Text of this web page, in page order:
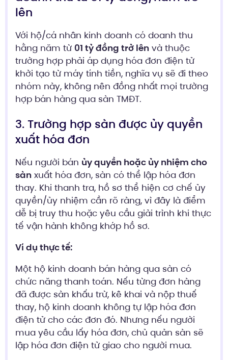
lên
Với hộ/cá nhân kinh doanh có doanh thu
hằng năm từ 01 tỷ đồng trở lên và thuộc
trường hợp phải áp dụng hóa đơn điện tử
khởi tạo từ máy tính tiền, nghĩa vụ sẽ đi theo
nhóm này, không nên đồng nhất mọi trường
hợp bán hàng qua sàn TMĐT.
3. Trường hợp sàn được ủy quyền
xuất hóa đơn
Nếu người bán ủy quyền hoặc ủy nhiệm cho
sàn xuất hóa đơn, sàn có thể lập hóa đơn
thay. Khi thanh tra, hồ sơ thể hiện cơ chế ủy
quyền/ủy nhiệm cần rõ ràng, vì đây là điểm
dễ bị truy thu hoặc yêu cầu giải trình khi thực
tế vận hành không khớp hồ sơ.
Ví dụ thực tế:
Một hộ kinh doanh bán hàng qua sàn có
chức năng thanh toán. Nếu từng đơn hàng
đã được sàn khấu trừ, kê khai và nộp thuế
thay, hộ kinh doanh không tự lập hóa đơn
điện tử cho các đơn đó. Nhưng nếu người
mua yêu cầu lấy hóa đơn, chủ quản sàn sẽ
lập hóa đơn điện tử giao cho người mua.